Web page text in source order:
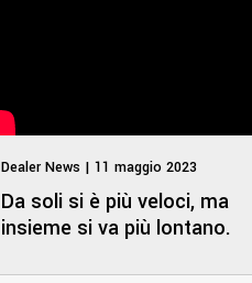
Dealer News | 11 maggio 2023
Da soli si è più veloci, ma
insieme si va più lontano.